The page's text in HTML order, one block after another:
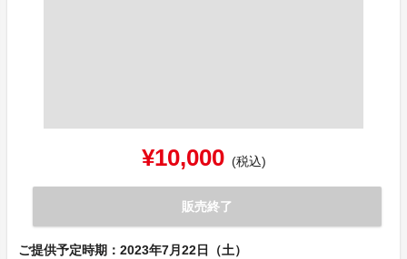
¥10,000 (税込)
販売終了
ご提供予定時期：2023年7月22日（土）